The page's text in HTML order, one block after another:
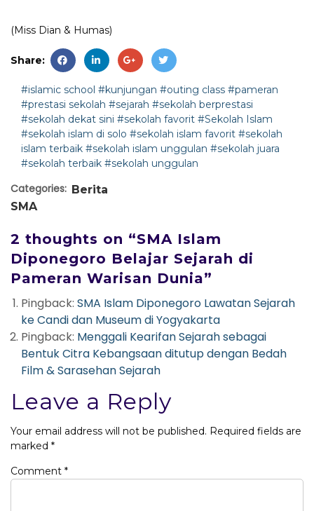
(Miss Dian & Humas)
Share:
#islamic school #kunjungan #outing class #pameran
#prestasi sekolah #sejarah #sekolah berprestasi
#sekolah dekat sini #sekolah favorit #Sekolah Islam
#sekolah islam di solo #sekolah islam favorit #sekolah
islam terbaik #sekolah islam unggulan #sekolah juara
#sekolah terbaik #sekolah unggulan
Categories: Berita
SMA
2 thoughts on “SMA Islam
Diponegoro Belajar Sejarah di
Pameran Warisan Dunia”
Pingback: SMA Islam Diponegoro Lawatan Sejarah
ke Candi dan Museum di Yogyakarta
Pingback: Menggali Kearifan Sejarah sebagai
Bentuk Citra Kebangsaan ditutup dengan Bedah
Film & Sarasehan Sejarah
Leave a Reply
Your email address will not be published. Required fields are
marked *
Comment *